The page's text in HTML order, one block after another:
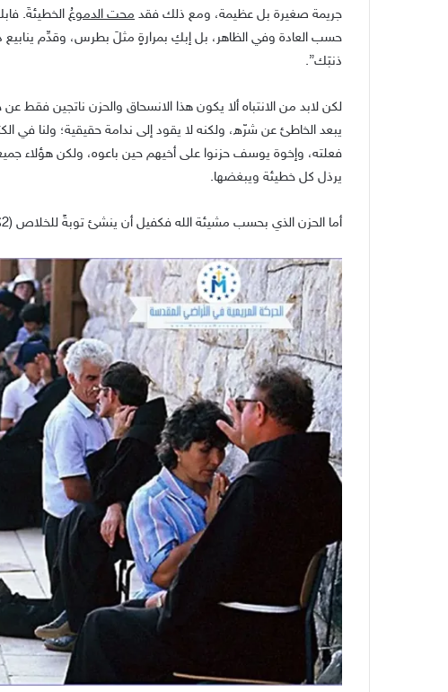
جريمة صغيرة بل عظيمة، ومع ذلك فقد محت الدموعُ الخطيئةَ.
حسب العادة وفي الظاهر، بل إبكِ بمرارةٍ مثلَ بطرس، وقدِّم
ذنبَك”.
لكن لابد من الانتباه ألا يكون هذا الانسحاق والحزن ناتجين
يبعد الخاطئ عن شرّه، ولكنه لا يقود إلى ندامة حقيقية؛ ولنا في
فعلته، وإخوة يوسف حزنوا على أخيهم حين باعوه، ولكن هؤلاء
يرذل كل خطيئة ويبغضها.
أما الحزن الذي بحسب مشيئة الله فكفيل أن ينشئ توبةً للخلاص (2كو7 : 10).[28]